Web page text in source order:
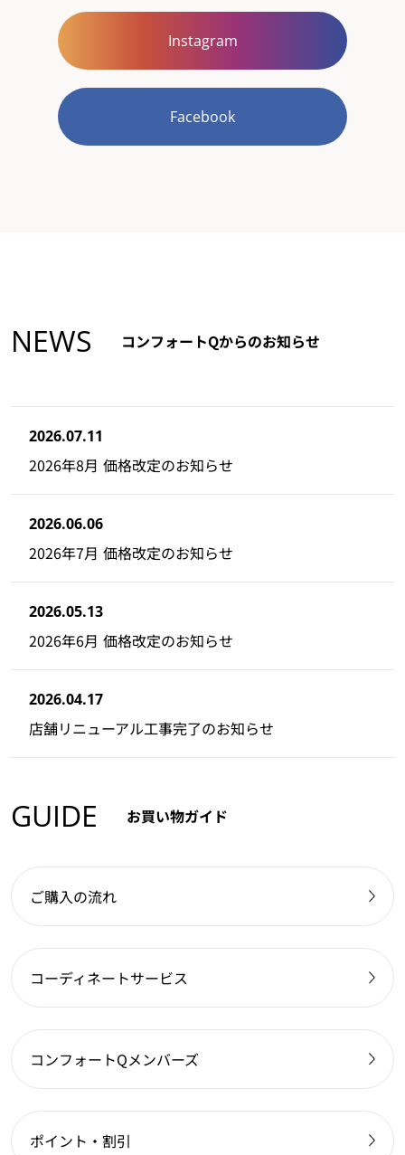
Instagram
Facebook
NEWS コンフォートQからのお知らせ
2026.07.11
2026年8月 価格改定のお知らせ
2026.06.06
2026年7月 価格改定のお知らせ
2026.05.13
2026年6月 価格改定のお知らせ
2026.04.17
店舗リニューアル工事完了のお知らせ
GUIDE お買い物ガイド
ご購入の流れ
コーディネートサービス
コンフォートQメンバーズ
ポイント・割引